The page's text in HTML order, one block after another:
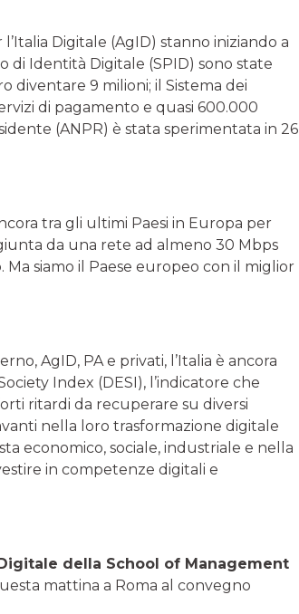
Digitale (AgID) stanno iniziando a
di Identità Digitale (SPID) sono state
diventare 9 milioni; il Sistema dei
di pagamento e quasi 600.000
(ANPR) è stata sperimentata in 26
tra gli ultimi Paesi in Europa per
da una rete ad almeno 30 Mbps
siamo il Paese europeo con il miglior
AgID, PA e privati, l’Italia è ancora
Index (DESI), l’indicatore che
ritardi da recuperare su diversi
nella loro trasformazione digitale
economico, sociale, industriale e nella
in competenze digitali e
della School of Management
mattina a Roma al convegno